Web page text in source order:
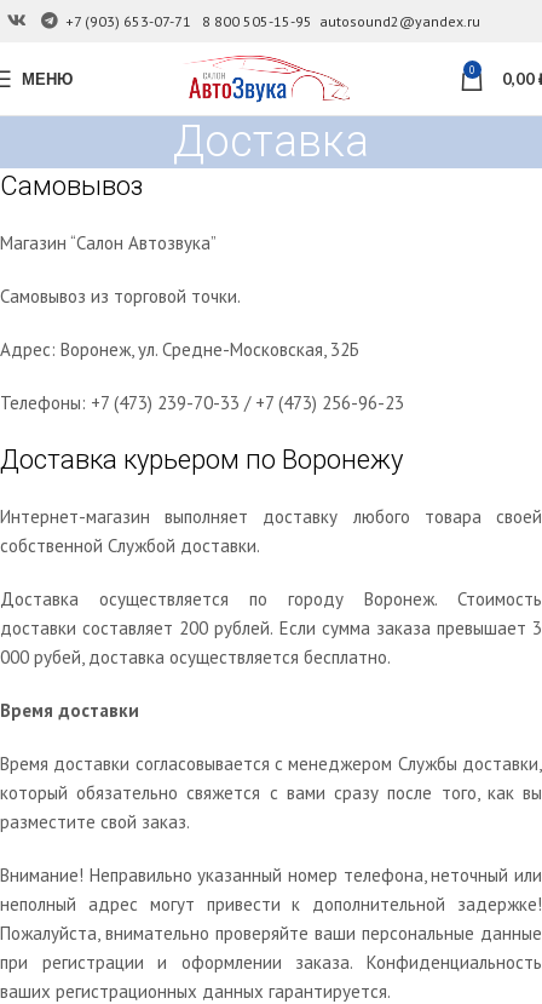
+7 (903) 653-07-71 8 800 505-15-95 autosound2@yandex.ru
МЕНЮ 0 0,00
Доставка
Самовывоз
Магазин “Салон Автозвука”
Самовывоз из торговой точки.
Адрес: Воронеж, ул. Средне-Московская, 32Б
Телефоны: +7 (473) 239-70-33 / +7 (473) 256-96-23
Доставка курьером по Воронежу
Интернет-магазин выполняет доставку любого товара своей
собственной Службой доставки.
Доставка осуществляется по городу Воронеж. Стоимость
доставки составляет 200 рублей. Eсли сумма заказа превышает 3
000 рубей, доставка осуществляется бесплатно.
Время доставки
Время доставки согласовывается с менеджером Службы доставки,
который обязательно свяжется с вами сразу после того, как вы
разместите свой заказ.
Внимание! Неправильно указанный номер телефона, неточный или
неполный адрес могут привести к дополнительной задержке!
Пожалуйста, внимательно проверяйте ваши персональные данные
при регистрации и оформлении заказа. Конфиденциальность
ваших регистрационных данных гарантируется.